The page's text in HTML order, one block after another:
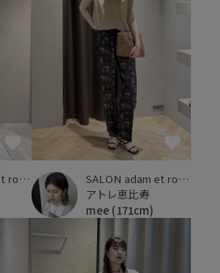
SALON adam et ropé
SALON adam et ropé
アトレ恵比寿
mee (171cm)